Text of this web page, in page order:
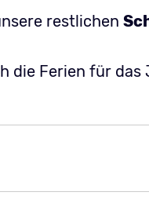
restlichen
die Ferien für